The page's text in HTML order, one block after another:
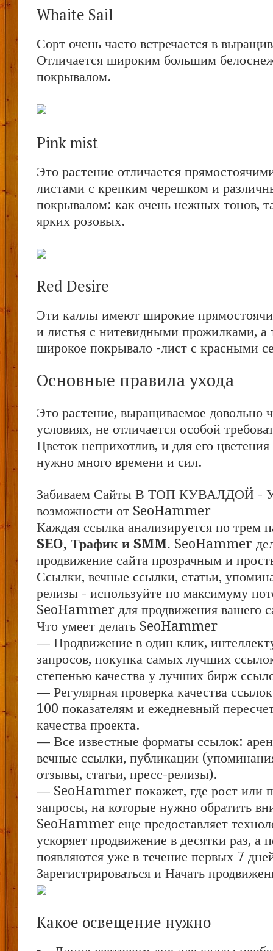
Whaite Sail
Сорт очень часто встречается в
Отличается широким большим
покрывалом.
Pink mist
Это растение отличается
листами с крепким черешком и
покрывалом: как очень нежных тонов,
ярких розовых.
Red Desire
Эти каллы имеют широкие
и листья с нитевидными прожилками, а
широкое покрывало -лист с красными
Основные правила ухода
Это растение, выращиваемое довольно
условиях, не отличается особой
Цветок неприхотлив, и для его
нужно много времени и сил.
Забиваем Сайты В ТОП КУВАЛДОЙ -
возможности от SeoHammer
Каждая ссылка анализируется по трем
SEO, Трафик и SMM. SeoHammer
продвижение сайта прозрачным и
Ссылки, вечные ссылки, статьи,
релизы - используйте по максимуму
SeoHammer для продвижения вашего
Что умеет делать SeoHammer
— Продвижение в один клик,
запросов, покупка самых лучших
степенью качества у лучших бирж
— Регулярная проверка качества
100 показателям и ежедневный
качества проекта.
— Все известные форматы ссылок:
вечные ссылки, публикации
отзывы, статьи, пресс-релизы).
— SeoHammer покажет, где рост или
запросы, на которые нужно обратить
SeoHammer еще предоставляет
ускоряет продвижение в десятки раз, а
появляются уже в течение первых 7
Зарегистрироваться и Начать
Какое освещение нужно